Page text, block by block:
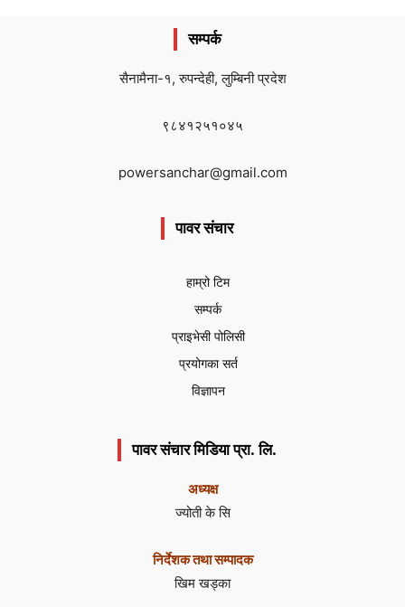
सम्पर्क
सैनामैना-१, रुपन्देही, लुम्बिनी प्रदेश
९८४१२५१०४५
powersanchar@gmail.com
पावर संचार
हाम्रो टिम
सम्पर्क
प्राइभेसी पोलिसी
प्रयोगका सर्त
विज्ञापन
पावर संचार मिडिया प्रा. लि.
अध्यक्ष
ज्योती के सि
निर्देशक तथा सम्पादक
खिम खड्का